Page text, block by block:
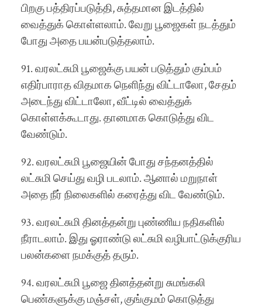
பிறகு பத்திரப்படுத்தி, சுத்தமான இடத்தில்
வைத்துக் கொள்ளலாம். வேறு பூஜைகள் நடத்தும்
போது அதை பயன்படுத்தலாம்.
91. வரலட்சுமி பூஜைக்கு பயன் படுத்தும் கும்பம்
எதிர்பாராத விதமாக நெளிந்து விட்டாலோ, சேதம்
அடைந்து விட்டாலோ, வீட்டில் வைத்துக்
கொள்ளக்கூடாது. தானமாக கொடுத்து விட
வேண்டும்.
92. வரலட்சுமி பூஜையின் போது சந்தனத்தில்
லட்சுமி செய்து வழி படலாம். ஆனால் மறுநாள்
அதை நீர் நிலைகளில் கரைத்து விட வேண்டும்.
93. வரலட்சுமி தினத்தன்று புண்ணிய நதிகளில்
நீராடலாம். இது ஓராண்டு லட்சுமி வழிபாட்டுக்குரிய
பலன்களை நமக்குத் தரும்.
94. வரலட்சுமி பூஜை தினத்தன்று சுமங்கலி
பெண்களுக்கு மஞ்சள், குங்குமம் கொடுத்து